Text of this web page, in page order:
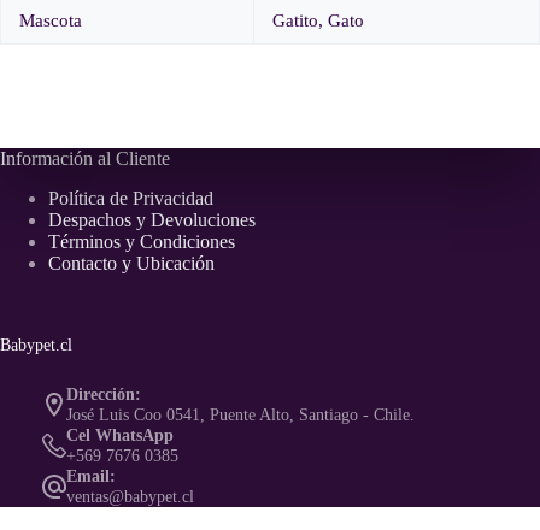
Mascota Gatito, Gato
Información al Cliente
Política de Privacidad
Despachos y Devoluciones
Términos y Condiciones
Contacto y Ubicación
Babypet.cl
Dirección:
José Luis Coo 0541, Puente Alto, Santiago - Chile.
Cel WhatsApp
+569 7676 0385
Email:
ventas@babypet.cl